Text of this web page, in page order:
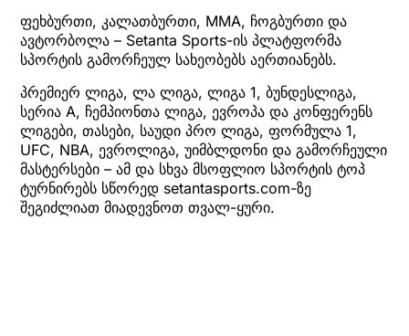
ფეხბურთი, კალათბურთი, MMA, ჩოგბურთი და
ავტორბოლა – Setanta Sports-ის პლატფორმა
სპორტის გამორჩეულ სახეობებს აერთიანებს.
პრემიერ ლიგა, ლა ლიგა, ლიგა 1, ბუნდესლიგა,
სერია A, ჩემპიონთა ლიგა, ევროპა და კონფერენს
ლიგები, თასები, საუდი პრო ლიგა, ფორმულა 1,
UFC, NBA, ევროლიგა, უიმბლდონი და გამორჩეული
მასტერსები – ამ და სხვა მსოფლიო სპორტის ტოპ
ტურნირებს სწორედ setantasports.com-ზე
შეგიძლიათ მიადევნოთ თვალ-ყური.